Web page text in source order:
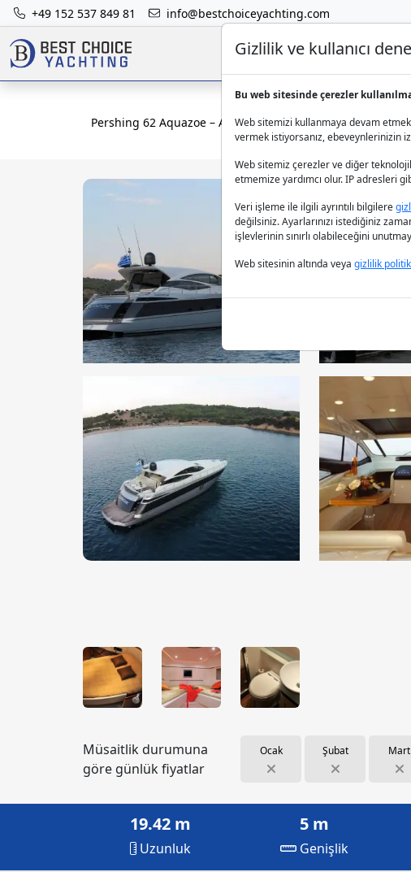
+49 152 537 849 81 info@bestchoiceyachting.com
Pershing 62 Aquazoe – Atina Çıkışlı 19m Motor Yat
Müsaitlik durumuna
göre günlük fiyatlar
Ocak Şubat Mart
19.42 m
Uzunluk
5 m
Genişlik
Gizlilik ve kullanıcı
Bu web sitesinde çerezler
Web sitemizi kullanmaya devam etmek
vermek istiyorsanız, ebeveynlerinizin
Web sitemiz çerezler ve diğer
etmemize yardımcı olur. IP adresleri
Veri işleme ile ilgili ayrıntılı bilgilere
değilsiniz. Ayarlarınızı istediğiniz
işlevlerinin sınırlı olabileceğini
Web sitesinin altında veya gizlilik